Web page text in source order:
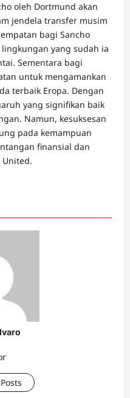
oleh Dortmund akan
jendela transfer musim
bagi Sancho
yang sudah ia
Sementara bagi
untuk mengamankan
terbaik Eropa. Dengan
yang signifikan baik
Namun, kesuksesan
pada kemampuan
finansial dan